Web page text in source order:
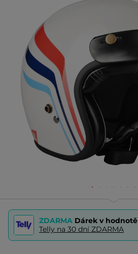
ZDARMA Dárek v hodnotě
Telly na 30 dní ZDARMA